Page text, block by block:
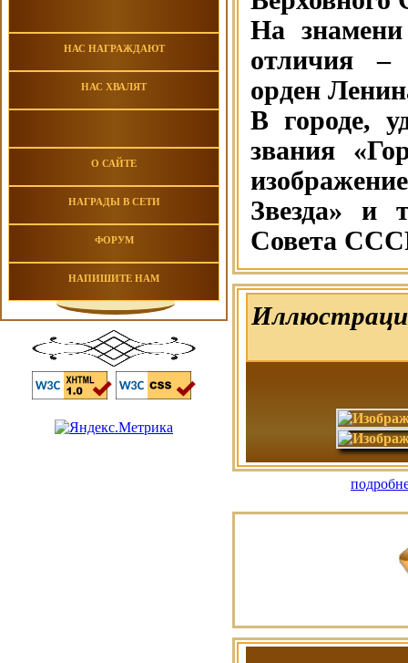
НАС НАГРАЖДАЮТ
НАС ХВАЛЯТ
О САЙТЕ
НАГРАДЫ В СЕТИ
ФОРУМ
НАПИШИТЕ НАМ
На знамени
отличия –
орден
В городе,
звания
Звезда» и
Совета